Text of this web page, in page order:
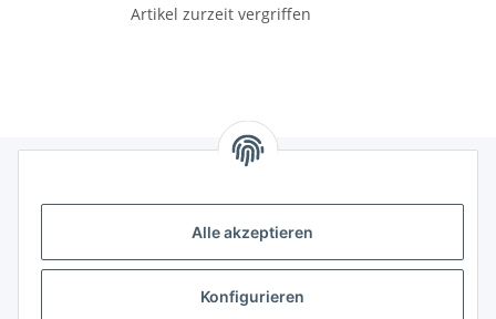
Alle akzeptieren
Konfigurieren
Artikel zurzeit vergriffen